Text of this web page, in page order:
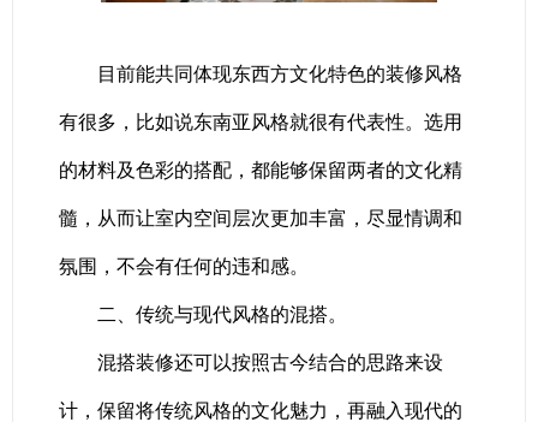
目前能共同体现东西方文化特色的装修风格
有很多，比如说东南亚风格就很有代表性。选用
的材料及色彩的搭配，都能够保留两者的文化精
髓，从而让室内空间层次更加丰富，尽显情调和
氛围，不会有任何的违和感。
二、传统与现代风格的混搭。
混搭装修还可以按照古今结合的思路来设
计，保留将传统风格的文化魅力，再融入现代的